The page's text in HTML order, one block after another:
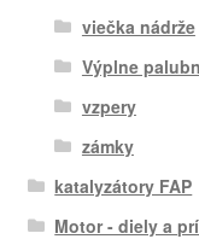
viečka nádrže
Výplne
vzpery
zámky
katalyzátory FAP
Motor - diely a